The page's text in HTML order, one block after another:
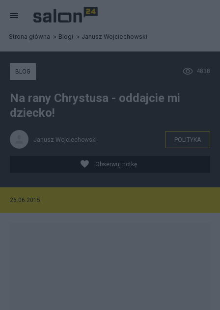
Strona główna Blogi Janusz Wojciechowski
4838
BLOG
Na rany Chrystusa - oddajcie mi
dziecko!
Janusz Wojciechowski POLITYKA
Obserwuj notkę
26.06.2015